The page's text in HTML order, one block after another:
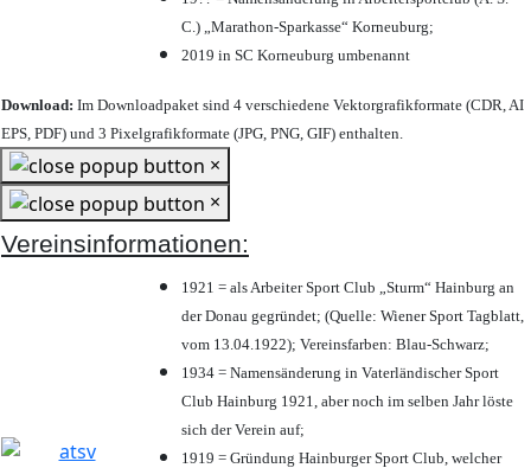
C.) „Marathon-Sparkasse“ Korneuburg;
2019 in SC Korneuburg umbenannt
Download: Im Downloadpaket sind 4 verschiedene Vektorgrafikformate (CDR, AI
EPS, PDF) und 3 Pixelgrafikformate (JPG, PNG, GIF) enthalten.
×
×
Vereinsinformationen:
1921 = als Arbeiter Sport Club „Sturm“ Hainburg an
der Donau gegründet; (Quelle: Wiener Sport Tagblatt,
vom 13.04.1922); Vereinsfarben: Blau-Schwarz;
1934 = Namensänderung in Vaterländischer Sport
Club Hainburg 1921, aber noch im selben Jahr löste
sich der Verein auf;
1919 = Gründung Hainburger Sport Club, welcher